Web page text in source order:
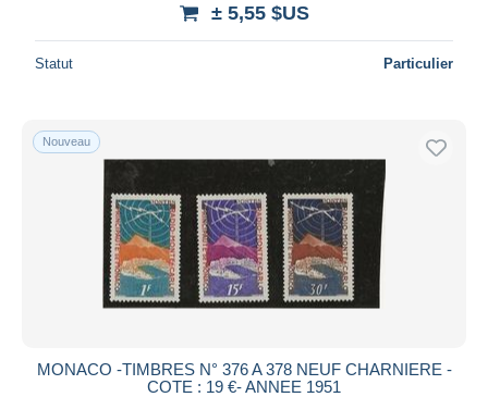
± 5,55 $US
Statut Particulier
Nouveau
MONACO -TIMBRES N° 376 A 378 NEUF CHARNIERE -
COTE : 19 €- ANNEE 1951